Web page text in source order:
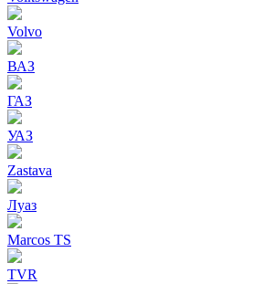
Volvo
ВАЗ
ГАЗ
УАЗ
Zastava
Луаз
Marcos TS
TVR